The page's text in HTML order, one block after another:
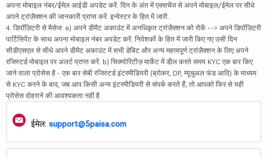
अपना मोबाइल नंबर/ईमेल आईडी अपडेट करें. दिन के अंत में एक्सचेंज से अपने मोबाइल/ईमेल पर सीधे
अपने ट्रांज़ैक्शन की जानकारी प्राप्त करें. इन्वेस्टर के हित में जारी.
4. डिपॉज़िटरी से मैसेज: a) अपने डीमैट अकाउंट में अनधिकृत ट्रांज़ैक्शन को रोकें --> अपने डिपॉज़िटरी
पार्टिसिपेंट के साथ अपना मोबाइल नंबर अपडेट करें. निवेशकों के हित में जारी किए गए उसी दिन
सीडीएसएल से सीधे अपने डीमैट अकाउंट में सभी डेबिट और अन्य महत्वपूर्ण ट्रांज़ैक्शन के लिए अपने
रजिस्टर्ड मोबाइल पर अलर्ट प्राप्त करें. b) सिक्योरिटीज़ मार्केट में डील करते समय KYC एक बार किए
जाने वाला प्रोसेस है - एक बार सेबी रजिस्टर्ड इंटरमीडियरी (ब्रोकर, DP, म्यूचुअल फंड आदि) के माध्यम
से KYC करने के बाद, जब आप किसी अन्य इंटरमीडियरी से संपर्क करते हैं, तो आपको फिर से यही
प्रोसेस दोहराने की आवश्यकता नहीं है.
ईमेल: support@5paisa.com